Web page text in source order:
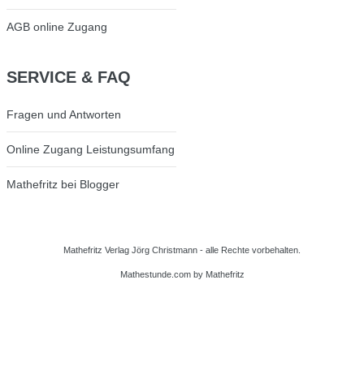
AGB online Zugang
SERVICE& FAQ
Fragen und Antworten
Online Zugang Leistungsumfang
Mathefritz bei Blogger
Mathefritz Verlag Jörg Christmann - alle Rechte vorbehalten.
Mathestunde.comby Mathefritz